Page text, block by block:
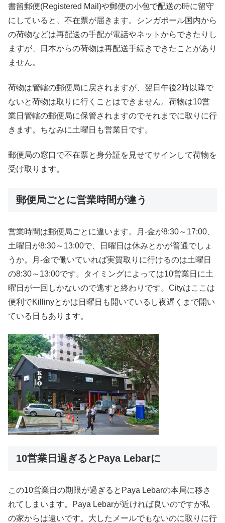
書留郵便(Registered Mail)や郵便の小包で配送の時に留守
にしていると、不在票が届きます。シンガポール国内から
の荷物などは再配送の手配が電話やネットからできたりし
ますが、日本からの荷物は再配送手続きできたことがあり
ません。
荷物は管轄の郵便局に戻されますが、翌日午後2時以降で
ないと荷物は取りに行くことはできません。荷物は10営
業日管轄の郵便局に保管されますのでそれまでに取りに行
きます。ちなみに土曜日も営業日です。
郵便局の窓口で不在票と身分証を見せてサインして荷物を
受け取ります。
郵便局ごとに営業時間が違う
営業時間は郵便局ごとに違います。月-金が8:30～17:00、
土曜日が8:30～13:00で、日曜日は休みとかが普通でしょ
うか。月-金で働いていれば実質取りに行けるのは土曜日
の8:30～13:00です。タイミングによっては10営業日に土
曜日が一回しかないので逃すと終わりです。Cityはここは
便利でKillinyとかは日曜日も開いているし夜遅くまで開い
ている日もあります。
10営業日過ぎるとPaya Lebarに
この10営業日の期限が過ぎるとPaya Lebarの本局に移さ
れてしまいます。Paya Lebarが近ければ良いのですが私
の家からは遠いです。大したメールでもないのに取りに行